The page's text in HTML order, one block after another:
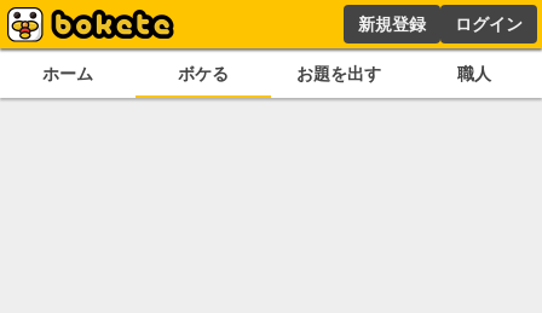
新規登録 ログイン
ホーム ボケる お題を出す 職人